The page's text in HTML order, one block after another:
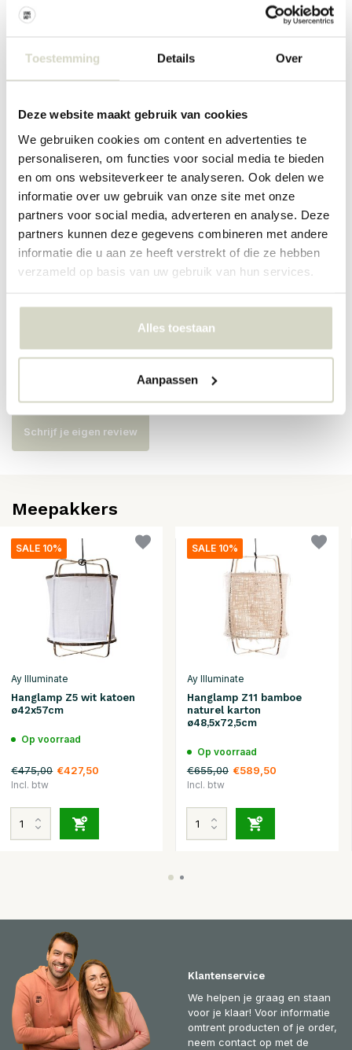
Toestemming Details Over
Deze website maakt gebruik van cookies
We gebruiken cookies om content en advertenties te
personaliseren, om functies voor social media te bieden
en om ons websiteverkeer te analyseren. Ook delen we
informatie over uw gebruik van onze site met onze
partners voor social media, adverteren en analyse. Deze
partners kunnen deze gegevens combineren met andere
informatie die u aan ze heeft verstrekt of die ze hebben
verzameld op basis van uw gebruik van hun services.
Alles toestaan
Aanpassen
Wat een eyecatcher! De Ay Illuminate Nama 2 hanglamp met rotan
lampenkap hangt geweldig in je interieur. De lamp heeft een
Illuminate zijn handgemaakt en ieder exemplaar is uniek!
Kleur: naturel
max. 60W. Exclusief lichtbol.
PRODUCTSPECIFICATIES
SKU
Reviews
Schrijf je eigen review
Meepakkers
SALE 10%
Ay Illuminate
Hanglamp Z5 wit katoen
ø42x57cm
Op voorraad
€475,00 €427,50
Incl. btw
SALE 10%
Ay Illuminate
Hanglamp Z11 bamboe
naturel karton
ø48,5x72,5cm
Op voorraad
€655,00 €589,50
Incl. btw
Klantenservice
We helpen je graag en staan
voor je klaar! Voor informatie
omtrent producten of je order,
neem contact op met de